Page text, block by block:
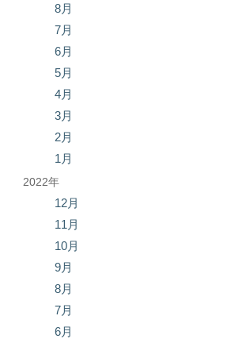
8月
7月
6月
5月
4月
3月
2月
1月
2022年
12月
11月
10月
9月
8月
7月
6月